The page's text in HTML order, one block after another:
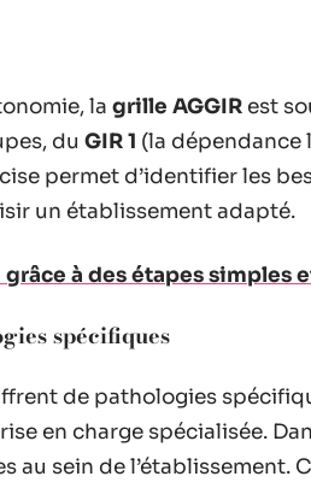
la grille AGGIR est
du GIR 1 (la dépendance
permet d’identifier les
un établissement adapté.
à des étapes simples
spécifiques
de pathologies
en charge spécialisée.
au sein de l’établissement.